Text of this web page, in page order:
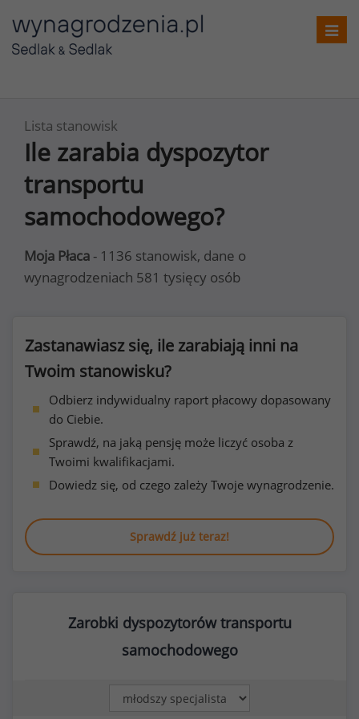
Lista stanowisk
Ile zarabia dyspozytor
transportu
samochodowego?
Moja Płaca - 1136 stanowisk, dane o
wynagrodzeniach 581 tysięcy osób
Zastanawiasz się, ile zarabiają inni na
Twoim stanowisku?
Odbierz indywidualny raport płacowy dopasowany
do Ciebie.
Sprawdź, na jaką pensję może liczyć osoba z
Twoimi kwalifikacjami.
Dowiedz się, od czego zależy Twoje wynagrodzenie.
Sprawdź już teraz!
Zarobki dyspozytorów transportu
samochodowego